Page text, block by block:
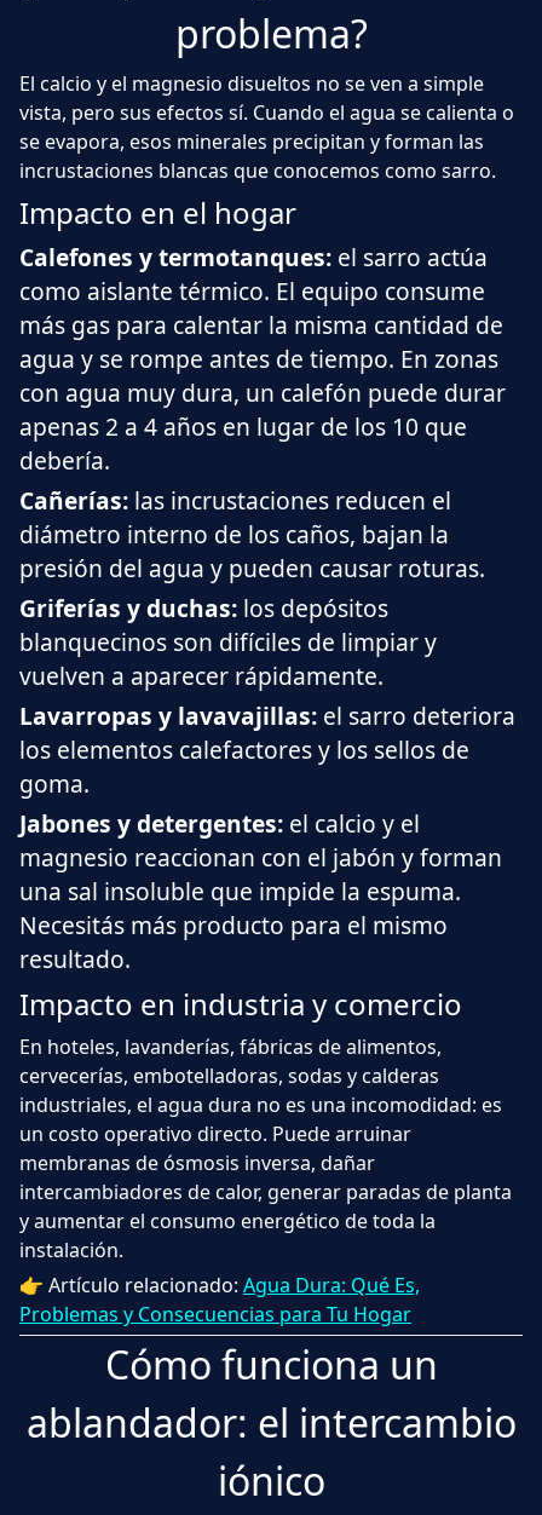
problema?
El calcio y el magnesio disueltos no se ven a simple
vista, pero sus efectos sí. Cuando el agua se calienta o
se evapora, esos minerales precipitan y forman las
incrustaciones blancas que conocemos como sarro.
Impacto en el hogar
Calefones y termotanques: el sarro actúa
como aislante térmico. El equipo consume
más gas para calentar la misma cantidad de
agua y se rompe antes de tiempo. En zonas
con agua muy dura, un calefón puede durar
apenas 2 a 4 años en lugar de los 10 que
debería.
Cañerías: las incrustaciones reducen el
diámetro interno de los caños, bajan la
presión del agua y pueden causar roturas.
Griferías y duchas: los depósitos
blanquecinos son difíciles de limpiar y
vuelven a aparecer rápidamente.
Lavarropas y lavavajillas: el sarro deteriora
los elementos calefactores y los sellos de
goma.
Jabones y detergentes: el calcio y el
magnesio reaccionan con el jabón y forman
una sal insoluble que impide la espuma.
Necesitás más producto para el mismo
resultado.
Impacto en industria y comercio
En hoteles, lavanderías, fábricas de alimentos,
cervecerías, embotelladoras, sodas y calderas
industriales, el agua dura no es una incomodidad: es
un costo operativo directo. Puede arruinar
membranas de ósmosis inversa, dañar
intercambiadores de calor, generar paradas de planta
y aumentar el consumo energético de toda la
instalación.
👉 Artículo relacionado: Agua Dura: Qué Es,
Problemas y Consecuencias para Tu Hogar
Cómo funciona un
ablandador: el intercambio
iónico